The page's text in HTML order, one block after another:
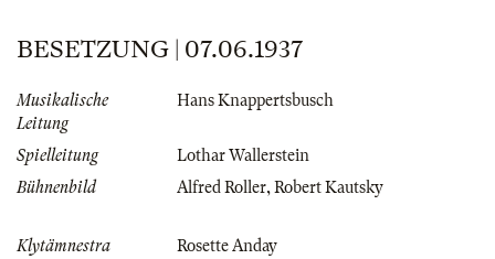
BESETZUNG | 07.06.1937
Musikalische
Leitung
Hans Knappertsbusch
Spielleitung
Lothar Wallerstein
Bühnenbild
Alfred Roller,Robert Kautsky
Klytämnestra
Rosette Anday